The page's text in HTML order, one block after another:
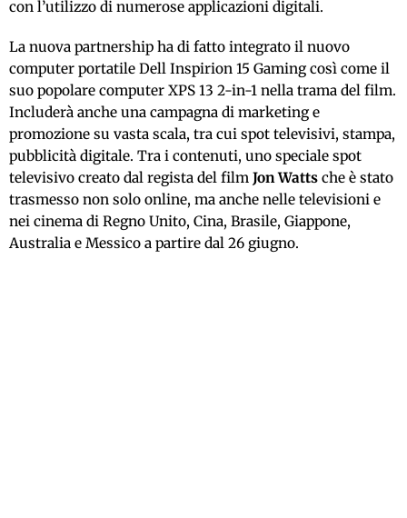
con l’utilizzo di numerose applicazioni digitali.
La nuova partnership ha di fatto integrato il nuovo
computer portatile Dell Inspirion 15 Gaming così come il
suo popolare computer XPS 13 2-in-1 nella trama del film.
Includerà anche una campagna di marketing e
promozione su vasta scala, tra cui spot televisivi, stampa,
pubblicità digitale. Tra i contenuti, uno speciale spot
televisivo creato dal regista del film Jon Watts che è stato
trasmesso non solo online, ma anche nelle televisioni e
nei cinema di Regno Unito, Cina, Brasile, Giappone,
Australia e Messico a partire dal 26 giugno.